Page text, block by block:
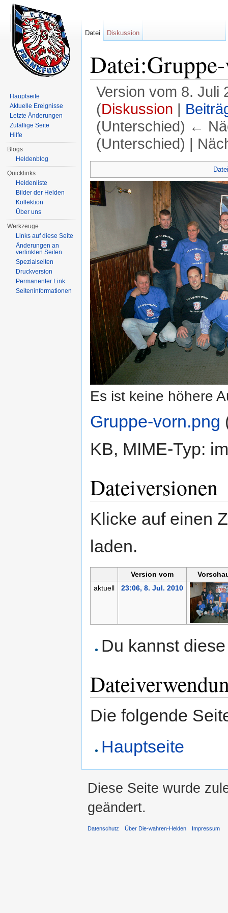
Version vom 8. Juli
(Diskussion |
(Unterschied) ←
(Unterschied) |
Es ist keine höhere
Gruppe-vorn.png
KB, MIME-Typ:
Dateiversionen
Klicke auf einen
laden.
Version vom
aktuell
23:06, 8. Jul. 2010
Du kannst
Die folgende
Hauptseite
Datei Diskussion
Hauptseite
Aktuelle Ereignisse
Letzte Änderungen
Zufällige Seite
Hilfe
Blogs
Heldenblog
Quicklinks
Heldenliste
Bilder der Helden
Kollektion
Über uns
Werkzeuge
Links auf diese Seite
Änderungen an
verlinkten Seiten
Spezialseiten
Druckversion
Permanenter Link
Seiten­informationen
Diese Seite wurde
geändert.
Datenschutz Über Die-wahren-Helden Impressum